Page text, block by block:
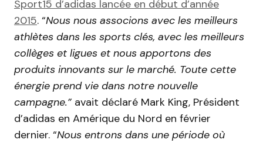
Sport15 d’adidas lancée en début d’année
2015. “Nous nous associons avec les meilleurs
athlètes dans les sports clés, avec les meilleurs
collèges et ligues et nous apportons des
produits innovants sur le marché. Toute cette
énergie prend vie dans notre nouvelle
campagne.”avait déclaré Mark King, Président
d’adidas en Amérique du Nord en février
dernier. “Nous entrons dans une période où